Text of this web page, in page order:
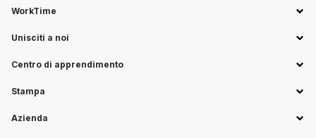
WorkTime
Unisciti a noi
Centro di apprendimento
Stampa
Azienda